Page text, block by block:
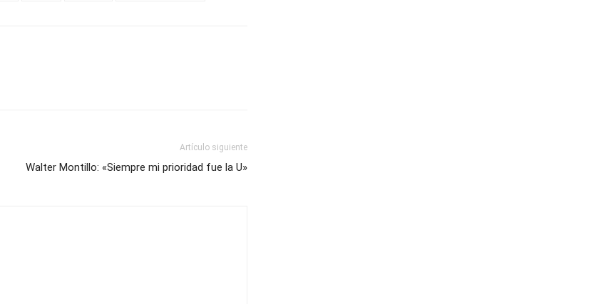
Artículo siguiente
Walter Montillo: «Siempre mi prioridad fue la U»